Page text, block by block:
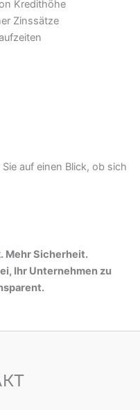
Kredithöhe
Zinssätze
auf einen Blick, ob sich
Mehr Sicherheit.
Ihr Unternehmen zu